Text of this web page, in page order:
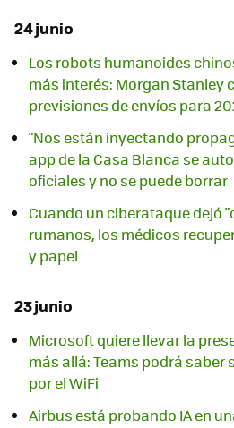
24 junio
Los robots humanoides
más interés: Morgan Stanley
previsiones de envíos para
"Nos están inyectando
app de la Casa Blanca se
oficiales y no se puede borrar
Cuando un ciberataque dejó
rumanos, los médicos
y papel
23 junio
Microsoft quiere llevar la
más allá: Teams podrá saber
por el WiFi
Airbus está probando IA en